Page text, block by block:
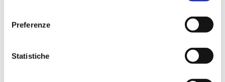
Preferenze
Statistiche